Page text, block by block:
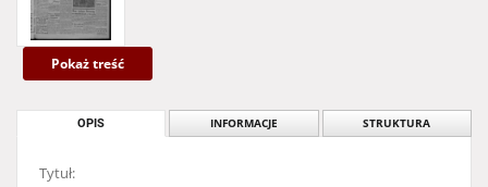
Pokaż treść
OPIS INFORMACJE STRUKTURA
Tytuł: